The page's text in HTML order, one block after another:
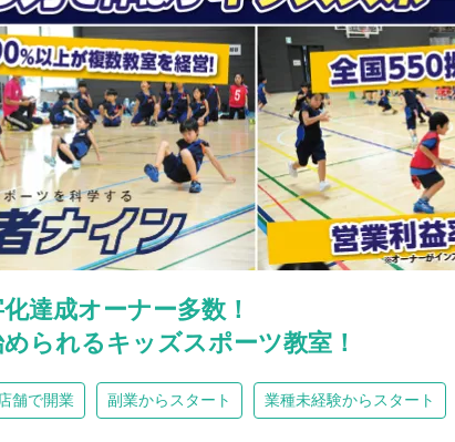
達成オーナー多数！
られるキッズスポーツ教室！
舗で開業 副業からスタート 業種未経験からスタート